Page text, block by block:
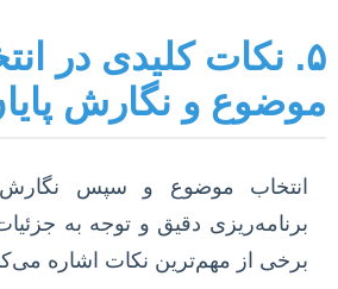
۵. نکات کلیدی در
و نگارش
انتخاب موضوع و سپس نگارش
برنامه‌ریزی دقیق و توجه به جزئیات
برخی از مهم‌ترین نکات اشاره